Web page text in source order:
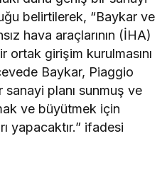
belirtilerek, “Baykar ve
hava araçlarının (İHA)
girişim kurulmasını
Baykar, Piaggio
planı sunmuş ve
ve büyütmek için
yapacaktır.” ifadesi